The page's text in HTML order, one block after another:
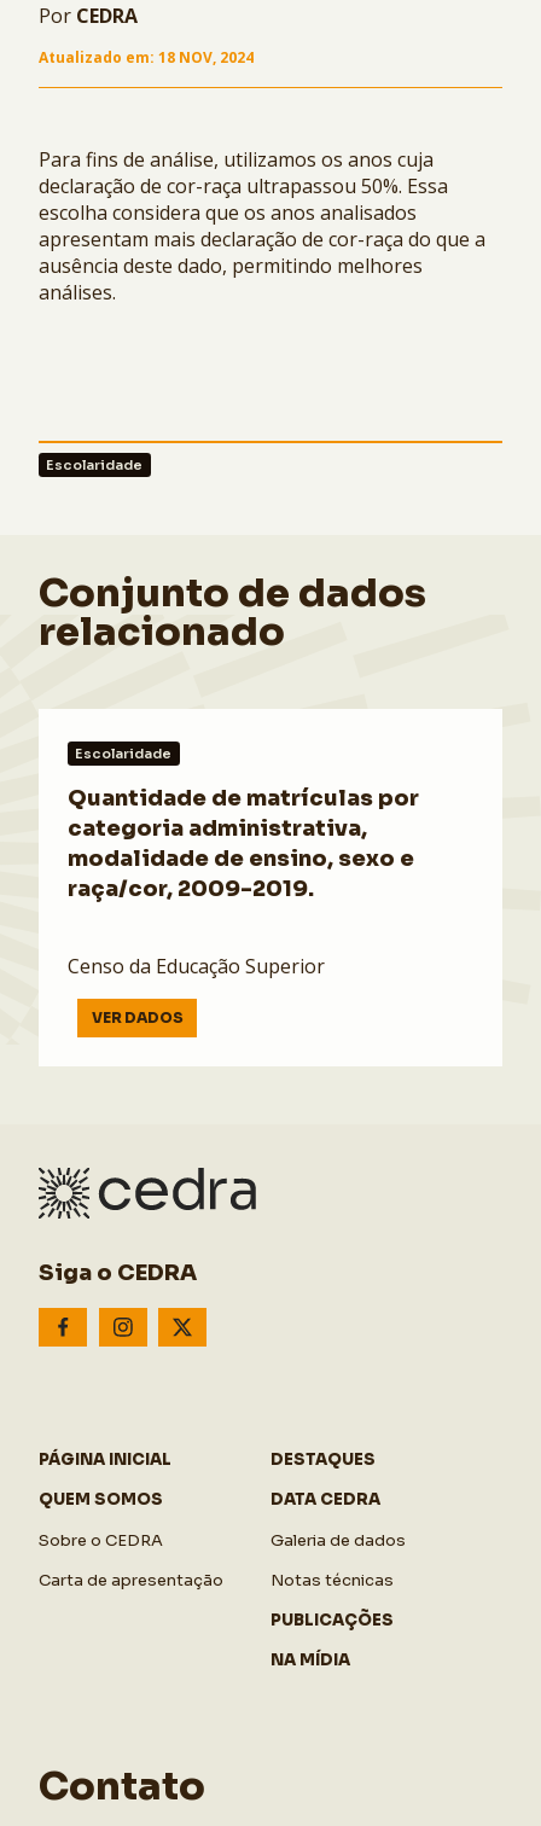
Por CEDRA
Atualizado em: 18 NOV, 2024
Para fins de análise, utilizamos os anos cuja
declaração de cor-raça ultrapassou 50%. Essa
escolha considera que os anos analisados
apresentam mais declaração de cor-raça do que a
ausência deste dado, permitindo melhores
análises.
Escolaridade
Conjunto de dados
relacionado
Escolaridade
Quantidade de matrículas por
categoria administrativa,
modalidade de ensino, sexo e
raça/cor, 2009-2019.
Censo da Educação Superior
VER DADOS
Siga o CEDRA
PÁGINA INICIAL
QUEM SOMOS
Sobre o CEDRA
Carta de apresentação
DESTAQUES
DATA CEDRA
Galeria de dados
Notas técnicas
PUBLICAÇÕES
NA MÍDIA
Contato